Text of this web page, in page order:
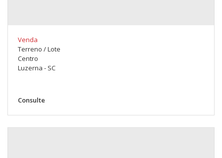
Venda
Terreno / Lote
Centro
Luzerna - SC
Consulte